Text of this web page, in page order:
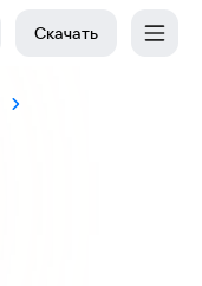
Скачать